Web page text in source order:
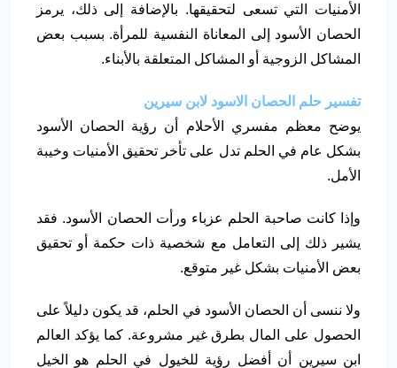
الأمنيات التي تسعى لتحقيقها. بالإضافة إلى ذلك، يرمز
الحصان الأسود إلى المعاناة النفسية للمرأة. بسبب بعض
المشاكل الزوجية أو المشاكل المتعلقة بالأبناء.
تفسير حلم الحصان الاسود لابن سيرين
يوضح معظم مفسري الأحلام أن رؤية الحصان الأسود
بشكل عام في الحلم تدل على تأخر تحقيق الأمنيات وخيبة
الأمل.
وإذا كانت صاحبة الحلم عزباء ورأت الحصان الأسود. فقد
يشير ذلك إلى التعامل مع شخصية ذات حكمة أو تحقيق
بعض الأمنيات بشكل غير متوقع.
ولا ننسى أن الحصان الأسود في الحلم، قد يكون دليلاً على
الحصول على المال بطرق غير مشروعة. كما يؤكد العالم
ابن سيرين أن أفضل رؤية للخيول في الحلم هو الخيل